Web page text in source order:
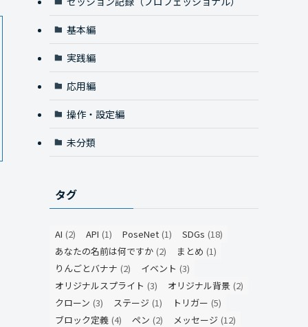
基本編
実践編
応用編
操作・設定編
未分類
タグ
AI (2) API (1) PoseNet (1) SDGs (18)
あなたの名前は何ですか (2) まとめ (1)
りんごとバナナ (2) イベント (3)
オリジナルスプライト (3) オリジナル背景 (2)
クローン (3) ステージ (1) トリガー (5)
ブロック定義 (4) ペン (2) メッセージ (12)